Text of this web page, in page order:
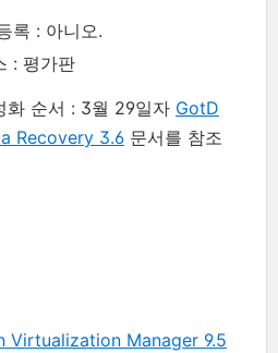
록 : 아니오.
: 평가판
화 순서 : 3월 29일자 GotD
Recovery 3.6 문서를 참조
Virtualization Manager 9.5